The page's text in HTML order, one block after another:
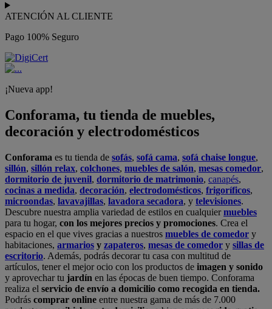
ATENCIÓN AL CLIENTE
Pago 100% Seguro
¡Nueva app!
Conforama, tu tienda de muebles,
decoración y electrodomésticos
Conforama es tu tienda de sofás, sofá cama, sofá chaise longue,
sillón, sillón relax, colchones, muebles de salón, mesas comedor,
dormitorio de juvenil, dormitorio de matrimonio, canapés,
cocinas a medida, decoración, electrodomésticos, frigoríficos,
microondas, lavavajillas, lavadora secadora, y televisiones.
Descubre nuestra amplia variedad de estilos en cualquiermuebles
para tu hogar, con los mejores precios y promociones. Crea el
espacio en el que vives gracias a nuestros muebles de comedor y
habitaciones, armarios y zapateros, mesas de comedor y sillas de
escritorio. Además, podrás decorar tu casa con multitud de
artículos, tener el mejor ocio con los productos de imagen y sonido
y aprovechar tu jardín en las épocas de buen tiempo. Conforama
realiza el servicio de envío a domicilio como recogida en tienda.
Podrás comprar online entre nuestra gama de más de 7.000